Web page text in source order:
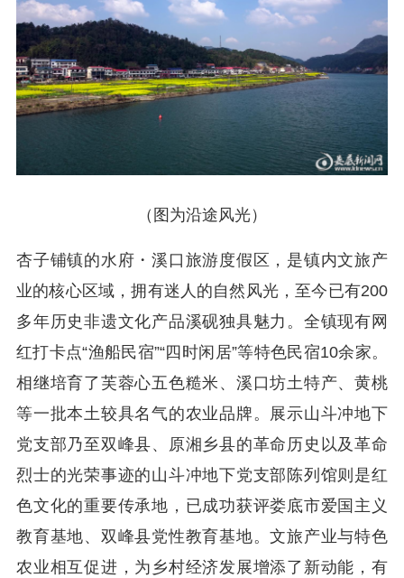
（ 图为沿途风光）
杏子铺镇的水府・溪口旅游度假区，是镇内文旅产
业的核心区域，拥有迷人的自然风光，至今已有200
多年历史非遗文化产品溪砚独具魅力。全镇现有网
红打卡点“渔船民宿”“四时闲居”等特色民宿10余家。
相继培育了芙蓉心五色糙米、溪口坊土特产、黄桃
等一批本土较具名气的农业品牌。展示山斗冲地下
党支部乃至双峰县、原湘乡县的革命历史以及革命
烈士的光荣事迹的山斗冲地下党支部陈列馆则是红
色文化的重要传承地，已成功获评娄底市爱国主义
教育基地、双峰县党性教育基地。文旅产业与特色
农业相互促进，为乡村经济发展增添了新动能，有